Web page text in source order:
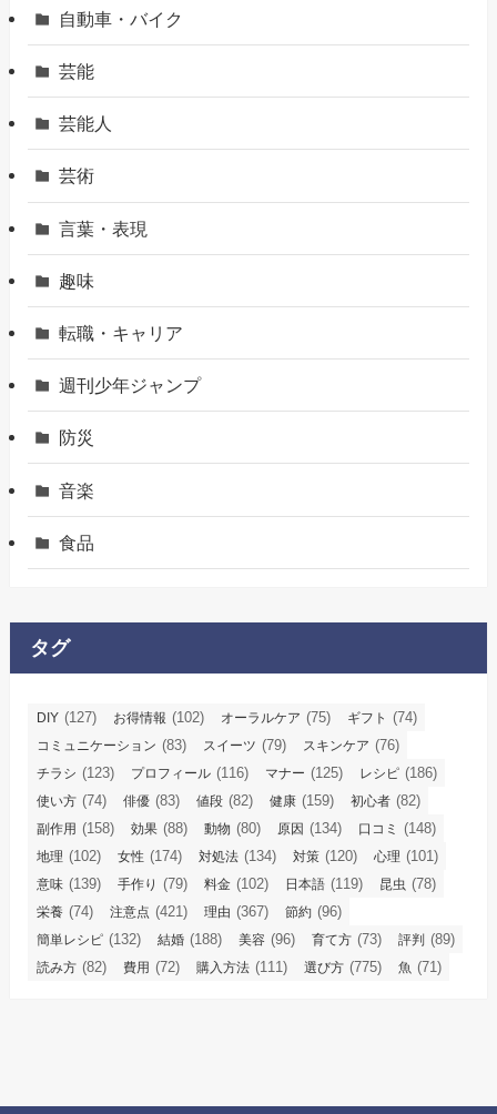
自動車・バイク
芸能
芸能人
芸術
言葉・表現
趣味
転職・キャリア
週刊少年ジャンプ
防災
音楽
食品
タグ
DIY (127) お得情報 (102) オーラルケア (75) ギフト (74)
コミュニケーション (83) スイーツ (79) スキンケア (76)
チラシ (123) プロフィール (116) マナー (125) レシピ (186)
使い方 (74) 俳優 (83) 値段 (82) 健康 (159) 初心者 (82)
副作用 (158) 効果 (88) 動物 (80) 原因 (134) 口コミ (148)
地理 (102) 女性 (174) 対処法 (134) 対策 (120) 心理 (101)
意味 (139) 手作り (79) 料金 (102) 日本語 (119) 昆虫 (78)
栄養 (74) 注意点 (421) 理由 (367) 節約 (96)
簡単レシピ (132) 結婚 (188) 美容 (96) 育て方 (73) 評判 (89)
読み方 (82) 費用 (72) 購入方法 (111) 選び方 (775) 魚 (71)